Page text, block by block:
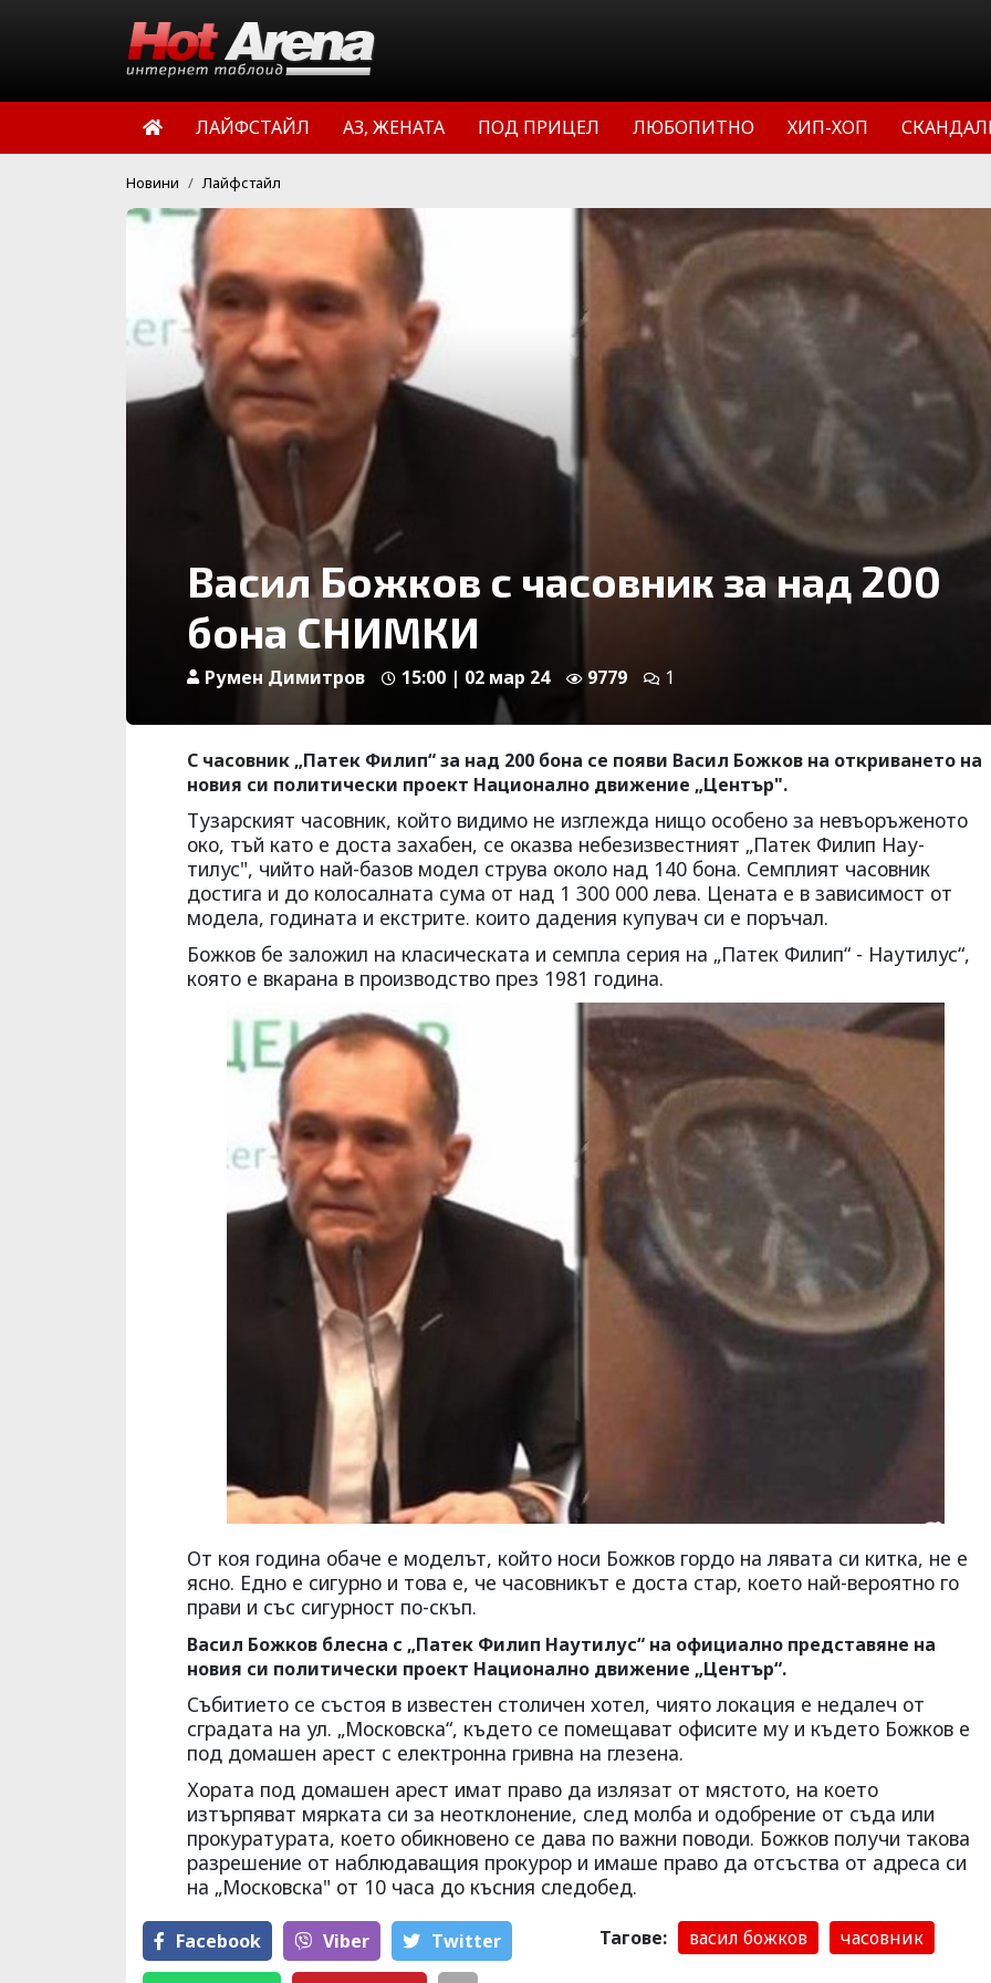
ЛАЙФСТАЙЛ АЗ, ЖЕНАТА ПОД ПРИЦЕЛ ЛЮБОПИТНО ХИП-ХОП
Новини Лайфстайл
Васил Божков с часовник за над 200
бона СНИМКИ
Румен Димитров 15:00 | 02 мар 24 9779 1
С часовник „Патек Филип“ за над 200 бона се появи Васил Божков на откриването на
новия си политически проект Национално движение „Център".
Тузарският часовник, който видимо не изглежда нищо особено за невъоръженото
око, тъй като е доста захабен, се оказва небезизвестният „Патек Филип Нау-
тилус", чийто най-базов модел струва около над 140 бона. Семплият часовник
достига и до колосалната сума от над 1 300 000 лева. Цената е в зависимост от
модела, годината и екстрите. които дадения купувач си е поръчал.
Божков бе заложил на класическата и семпла серия на „Патек Филип“ - Наутилус“,
която е вкарана в производство през 1981 година.
От коя година обаче е моделът, който носи Божков гордо на лявата си китка, не е
ясно. Едно е сигурно и това е, че часовникът е доста стар, което най-вероятно го
прави и със сигурност по-скъп.
Васил Божков блесна с „Патек Филип Наутилус“ на официално представяне на
новия си политически проект Национално движение „Център“.
Събитието се състоя в известен столичен хотел, чиято локация е недалеч от
сградата на ул. „Московска“, където се помещават офисите му и където Божков е
под домашен арест с електронна гривна на глезена.
Хората под домашен арест имат право да излязат от мястото, на което
изтърпяват мярката си за неотклонение, след молба и одобрение от съда или
прокуратурата, което обикновено се дава по важни поводи. Божков получи такова
разрешение от наблюдаващия прокурор и имаше право да отсъства от адреса си
на „Московска" от 10 часа до късния следобед.
Facebook Viber Тwitter Тагове: васил божков часовник